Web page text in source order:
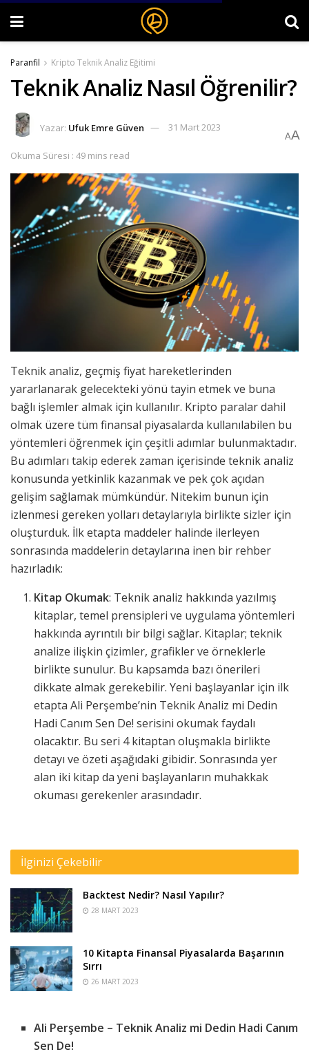
Paranfil Kripto Teknik Analiz Eğitimi
Teknik Analiz Nasıl Öğrenilir?
Yazar: Ufuk Emre Güven 31 Mart 2023
Okuma Süresi : 49 mins read
AA
Teknik analiz, geçmiş fiyat hareketlerinden
yararlanarak gelecekteki yönü tayin etmek ve buna
bağlı işlemler almak için kullanılır. Kripto paralar dahil
olmak üzere tüm finansal piyasalarda kullanılabilen bu
yöntemleri öğrenmek için çeşitli adımlar bulunmaktadır.
Bu adımları takip ederek zaman içerisinde teknik analiz
konusunda yetkinlik kazanmak ve pek çok açıdan
gelişim sağlamak mümkündür. Nitekim bunun için
izlenmesi gereken yolları detaylarıyla birlikte sizler için
oluşturduk. İlk etapta maddeler halinde ilerleyen
sonrasında maddelerin detaylarına inen bir rehber
hazırladık:
Kitap Okumak: Teknik analiz hakkında yazılmış
kitaplar, temel prensipleri ve uygulama yöntemleri
hakkında ayrıntılı bir bilgi sağlar. Kitaplar; teknik
analize ilişkin çizimler, grafikler ve örneklerle
birlikte sunulur. Bu kapsamda bazı önerileri
dikkate almak gerekebilir. Yeni başlayanlar için ilk
etapta Ali Perşembe’nin Teknik Analiz mi Dedin
Hadi Canım Sen De! serisini okumak faydalı
olacaktır. Bu seri 4 kitaptan oluşmakla birlikte
detayı ve özeti aşağıdaki gibidir. Sonrasında yer
alan iki kitap da yeni başlayanların muhakkak
okuması gerekenler arasındadır.
İlginizi Çekebilir
Backtest Nedir? Nasıl Yapılır?
28 MART 2023
10 Kitapta Finansal Piyasalarda Başarının
Sırrı
26 MART 2023
Ali Perşembe – Teknik Analiz mi Dedin Hadi Canım
Sen De!